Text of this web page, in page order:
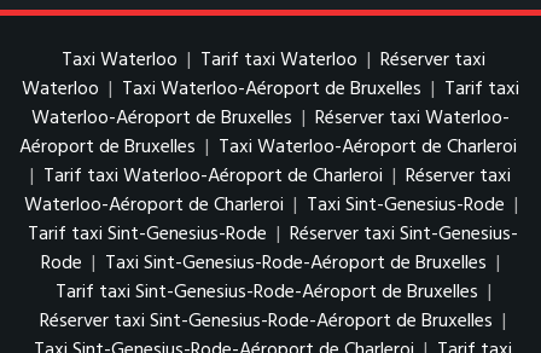
Taxi Waterloo | Tarif taxi Waterloo | Réserver taxi
Waterloo | Taxi Waterloo-Aéroport de Bruxelles | Tarif taxi
Waterloo-Aéroport de Bruxelles | Réserver taxi Waterloo-
Aéroport de Bruxelles | Taxi Waterloo-Aéroport de Charleroi
| Tarif taxi Waterloo-Aéroport de Charleroi | Réserver taxi
Waterloo-Aéroport de Charleroi | Taxi Sint-Genesius-Rode |
Tarif taxi Sint-Genesius-Rode | Réserver taxi Sint-Genesius-
Rode | Taxi Sint-Genesius-Rode-Aéroport de Bruxelles |
Tarif taxi Sint-Genesius-Rode-Aéroport de Bruxelles |
Réserver taxi Sint-Genesius-Rode-Aéroport de Bruxelles |